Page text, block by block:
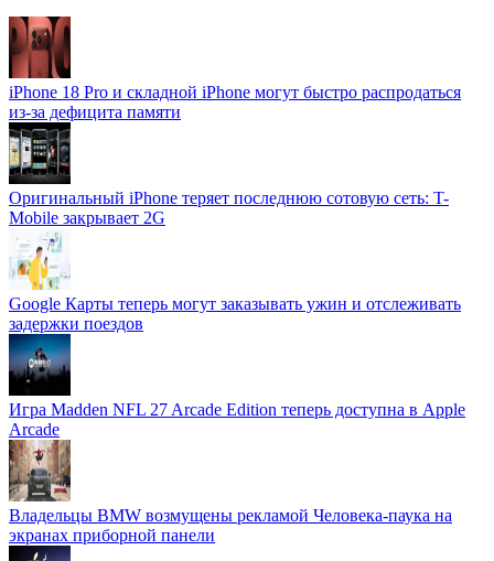
iPhone 18 Pro и складной iPhone могут быстро распродаться
из-за дефицита памяти
Оригинальный iPhone теряет последнюю сотовую сеть: T-
Mobile закрывает 2G
Google Карты теперь могут заказывать ужин и отслеживать
задержки поездов
Игра Madden NFL 27 Arcade Edition теперь доступна в Apple
Arcade
Владельцы BMW возмущены рекламой Человека-паука на
экранах приборной панели